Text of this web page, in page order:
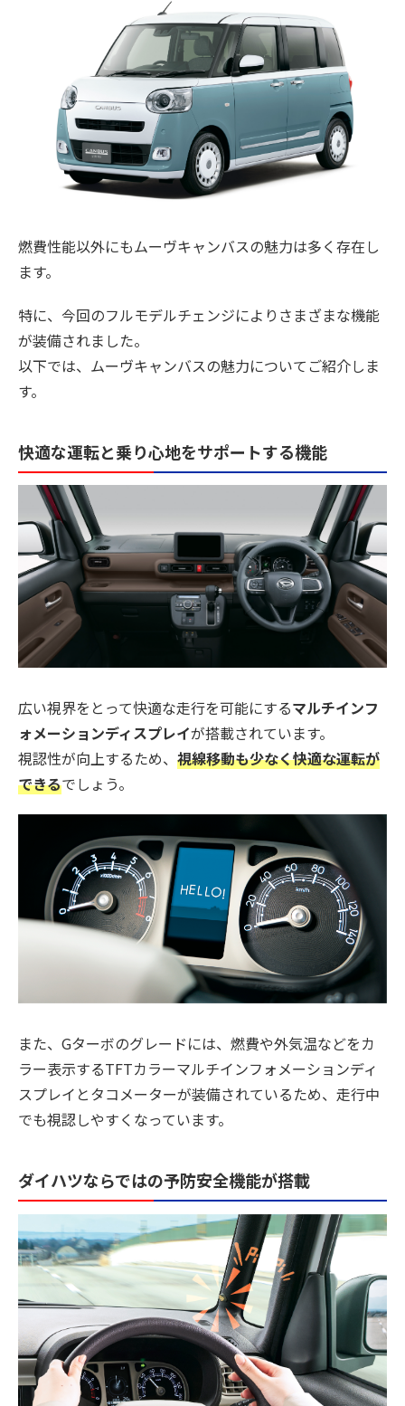
燃費性能以外にもムーヴキャンバスの魅力は多く存在し
ます。
特に、今回のフルモデルチェンジによりさまざまな機能
が装備されました。
以下では、ムーヴキャンバスの魅力についてご紹介しま
す。
快適な運転と乗り心地をサポートする機能
広い視界をとって快適な走行を可能にするマルチインフ
ォメーションディスプレイが搭載されています。
視認性が向上するため、 視線移動も少なく快適な運転が
できるでしょう。
また、Gターボのグレードには、燃費や外気温などをカ
ラー表示するTFTカラーマルチインフォメーションディ
スプレイとタコメーターが装備されているため、走行中
でも視認しやすくなっています。
ダイハツならではの予防安全機能が搭載